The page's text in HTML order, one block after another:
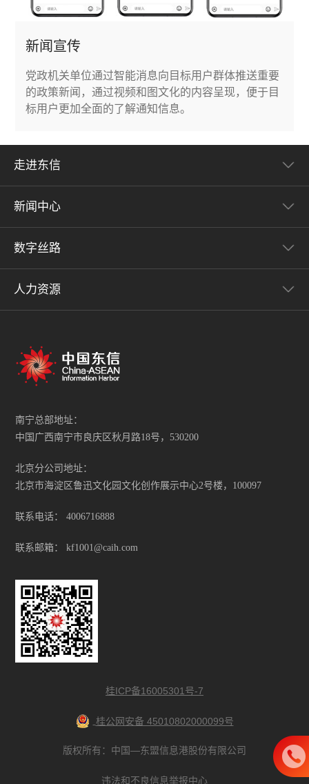
新闻宣传
党政机关单位通过智能消息向目标用户群体推送重要
的政策新闻，通过视频和图文化的内容呈现，便于目
标用户更加全面的了解通知信息。
走进东信
新闻中心
数字丝路
人力资源
南宁总部地址：
中国广西南宁市良庆区秋月路18号，530200
北京分公司地址：
北京市海淀区鲁迅文化园文化创作展示中心2号楼，100097
联系电话： 4006716888
联系邮箱： kf1001@caih.com
桂ICP备16005301号-7
桂公网安备 45010802000099号
版权所有：中国—东盟信息港股份有限公司
违法和不良信息举报中心